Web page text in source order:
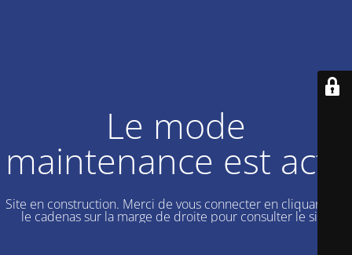
Le mode
maintenance est actif
Site en construction. Merci de vous connecter en cliquant sur
le cadenas sur la marge de droite pour consulter le site.